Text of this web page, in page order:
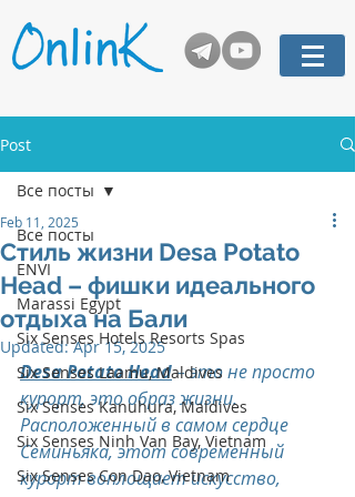
Post
Все посты
ENVI
Marassi Egypt
Six Senses Hotels Resorts Spas
Six Senses Laamu, Maldives
Six Senses Kanuhura, Maldives
Six Senses Ninh Van Bay, Vietnam
Six Senses Con Dao, Vietnam
Все посты
Стиль жизни Desa Potato
Head – фишки идеального
отдыха на Бали
Feb 11, 2025
Updated:Apr 15, 2025
Desa Potato Head – это не просто
курорт, это образ жизни.
Расположенный в самом сердце
Семиньяка, этот современный
курорт воплощает искусство,